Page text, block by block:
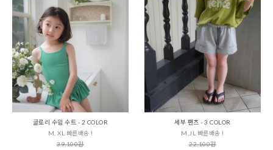
글로리 수읨 수트 - 2 COLOR
M, XL 빠른배송 !
39,100원
세부 팬츠 - 3 COLOR
M,JL 빠른배송 !
22,100원